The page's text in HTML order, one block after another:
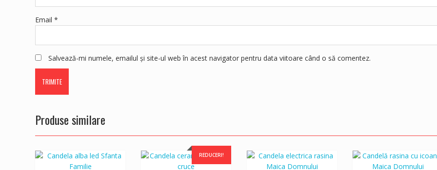
Email *
Salvează-mi numele, emailul și site-ul web în acest navigator pentru data viitoare când o să comentez.
Produse similare
REDUCERI!